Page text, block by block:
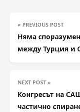
« PREVIOUS POST
Няма
между Турция и
NEXT POST »
Конгресът на
частично